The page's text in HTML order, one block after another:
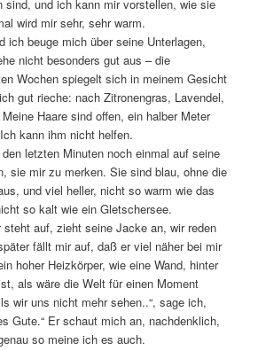
sind, und ich kann mir vorstellen, wie sie
wird mir sehr, sehr warm.
ich beuge mich über seine Unterlagen,
nicht besonders gut aus – die
Wochen spiegelt sich in meinem Gesicht
gut rieche: nach Zitronengras, Lavendel,
Haare sind offen, ein halber Meter
kann ihm nicht helfen.
letzten Minuten noch einmal auf seine
sie mir zu merken. Sie sind blau, ohne die
und viel heller, nicht so warm wie das
so kalt wie ein Gletschersee.
auf, zieht seine Jacke an, wir reden
fällt mir auf, daß er viel näher bei mir
hoher Heizkörper, wie eine Wand, hinter
als wäre die Welt für einen Moment
wir uns nicht mehr sehen..“, sage ich,
Gute.“ Er schaut mich an, nachdenklich,
so meine ich es auch.